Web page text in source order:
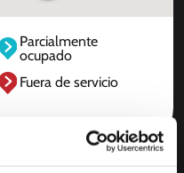
Parcialmente
ocupado
Fuera de servicio